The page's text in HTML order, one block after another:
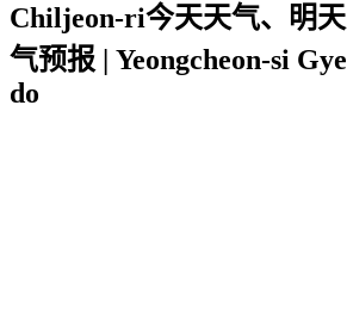
Chiljeon-ri今天天气、明
气预报 | Yeongcheon-si
do